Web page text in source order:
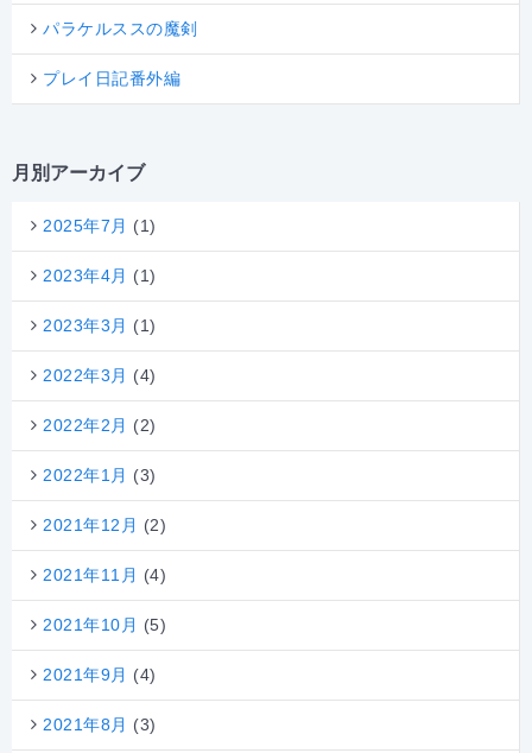
パラケルススの魔剣
プレイ日記番外編
月別アーカイブ
2025年7月 (1)
2023年4月 (1)
2023年3月 (1)
2022年3月 (4)
2022年2月 (2)
2022年1月 (3)
2021年12月 (2)
2021年11月 (4)
2021年10月 (5)
2021年9月 (4)
2021年8月 (3)